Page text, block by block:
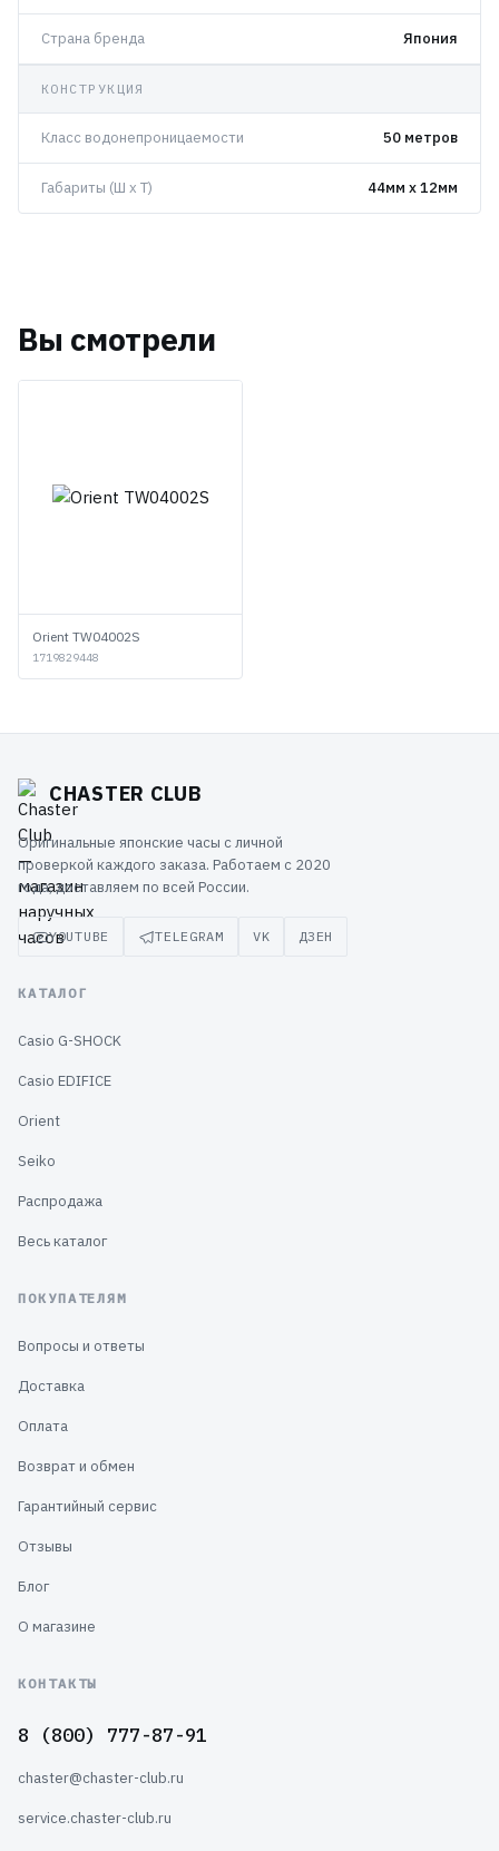
Страна бренда Япония
КОНСТРУКЦИЯ
Класс водонепроницаемости 50 метров
Габариты (Ш x Т) 44мм x 12мм
Вы смотрели
Orient TW04002S
1719829448
CHASTER CLUB
Оригинальные японские часы с личной
проверкой каждого заказа. Работаем с 2020
года, доставляем по всей России.
YOUTUBE TELEGRAM VK ДЗЕН
КАТАЛОГ
Casio G-SHOCK
Casio EDIFICE
Orient
Seiko
Распродажа
Весь каталог
ПОКУПАТЕЛЯМ
Вопросы и ответы
Доставка
Оплата
Возврат и обмен
Гарантийный сервис
Отзывы
Блог
О магазине
КОНТАКТЫ
8 (800) 777-87-91
chaster@chaster-club.ru
service.chaster-club.ru